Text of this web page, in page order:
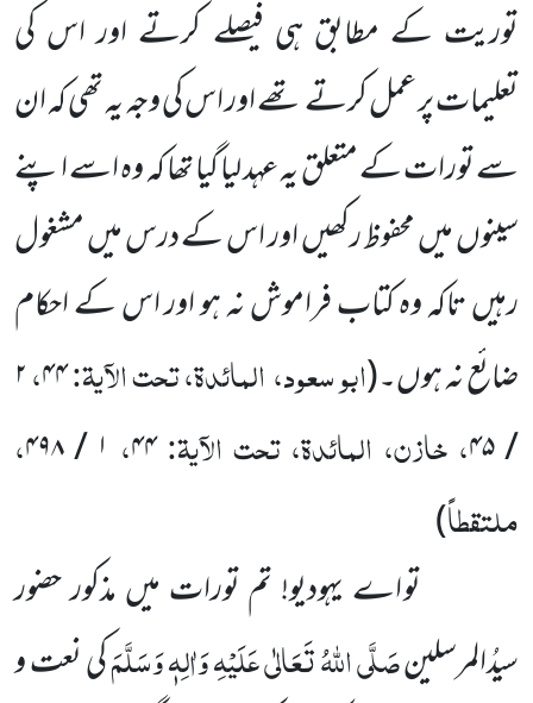
توریت کے مطابق ہی فیصلے کرتے اور اس کی
تعلیماتپر عمل کرتے تھے اور اس کی وجہ یہ تھی کہ ان
سے تورات کے متعلق یہ عہد لیا گیا تھا کہ وہ اسے اپنے
سینوں میں محفوظ رکھیں اور اس کے درس میں مشغول
رہیں تاکہ وہ کتاب فراموش نہ ہو اور اس کے احکام
ضائع نہ ہوں۔(ابو سعود،المائدۃ، تحت الآیۃ:۴۴،۲
/ ۴۵ ، خازن، المائدۃ، تحت الآیۃ:۴۴، ۱ / ۴۹۸
،
ملتقطاً)
تو اے یہودیو! تم تورات میں مذکور حضور
سیدُالمرسلینصَلَّی اللہُ تَعَالٰی عَلَیْہِ وَاٰلِہٖ وَسَلَّمَکی نعت و